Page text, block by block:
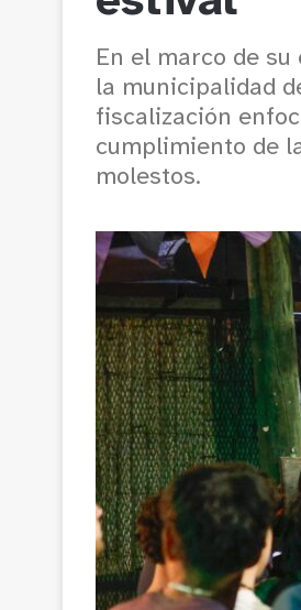
En el marco de
la municipalidad
fiscalización
cumplimiento de
molestos.